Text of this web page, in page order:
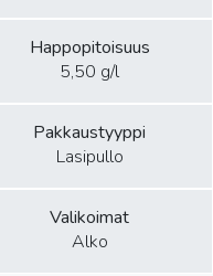
Happopitoisuus
5,50 g/l
Pakkaustyyppi
Lasipullo
Valikoimat
Alko